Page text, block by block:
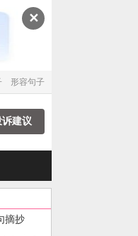
✕
形容句子
诉建议
摘抄